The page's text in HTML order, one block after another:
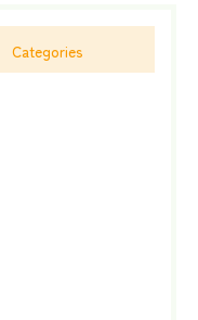
Categories